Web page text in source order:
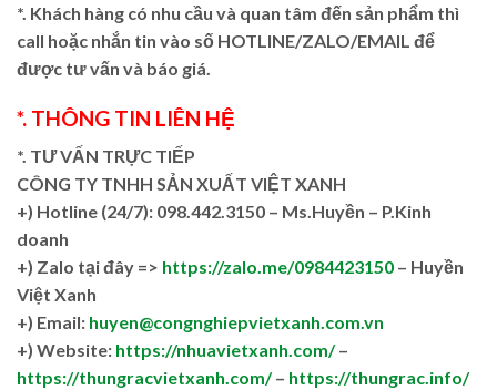
*. Khách hàng có nhu cầu và quan tâm đến sản phẩm thì
call hoặc nhắn tin vào số HOTLINE/ZALO/EMAIL để
được tư vấn và báo giá.
*. THÔNG TIN LIÊN HỆ
*. TƯ VẤN TRỰC TIẾP
CÔNG TY TNHH SẢN XUẤT VIỆT XANH
+) Hotline (24/7): 098.442.3150 – Ms.Huyền – P.Kinh
doanh
+) Zalo tại đây => https://zalo.me/0984423150 – Huyền
Việt Xanh
+) Email: huyen@congnghiepvietxanh.com.vn
+) Website: https://nhuavietxanh.com/–
https://thungracvietxanh.com/– https://thungrac.info/